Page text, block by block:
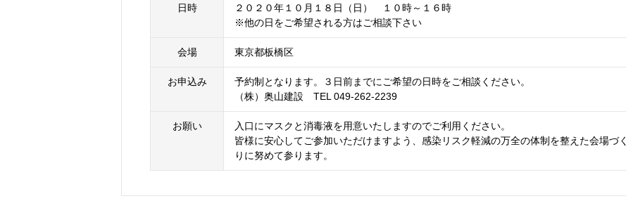
日時
２０２０年１０月１８日（日） １０時～１６時
※他の日をご希望される方はご相談下さい
会場 東京都板橋区
お申込み
予約制となります。３日前までにご希望の日時をご相談ください。
（株）奥山建設 TEL 049-262-2239
お願い
入口にマスクと消毒液を用意いたしますのでご利用ください。
皆様に安心してご参加いただけますよう、感染リスク軽減の万全の体制を整えた会場づく
りに努めて参ります。